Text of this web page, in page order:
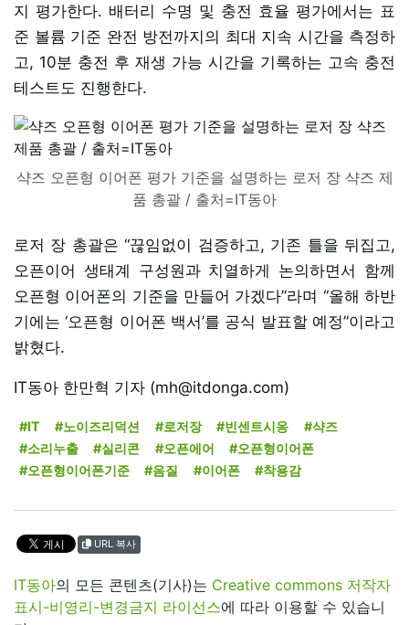
지 평가한다. 배터리 수명 및 충전 효율 평가에서는 표
준 볼륨 기준 완전 방전까지의 최대 지속 시간을 측정하
고, 10분 충전 후 재생 가능 시간을 기록하는 고속 충전
테스트도 진행한다.
샥즈 오픈형 이어폰 평가 기준을 설명하는 로저 장 샥즈 제
품 총괄 / 출처=IT동아
로저 장 총괄은 “끊임없이 검증하고, 기존 틀을 뒤집고,
오픈이어 생태계 구성원과 치열하게 논의하면서 함께
오픈형 이어폰의 기준을 만들어 가겠다”라며 “올해 하반
기에는 ‘오픈형 이어폰 백서’를 공식 발표할 예정”이라고
밝혔다.
IT동아 한만혁 기자 (mh@itdonga.com)
#IT #노이즈리덕션 #로저장 #빈센트시옹
#샥즈
#소리누출
#실리콘 #오픈에어
#오픈형이어폰
#오픈형이어폰기준
#음질 #이어폰 #착용감
URL 복사
IT동아의 모든 콘텐츠(기사)는 Creative commons 저작자
표시-비영리-변경금지 라이선스에 따라 이용할 수 있습니